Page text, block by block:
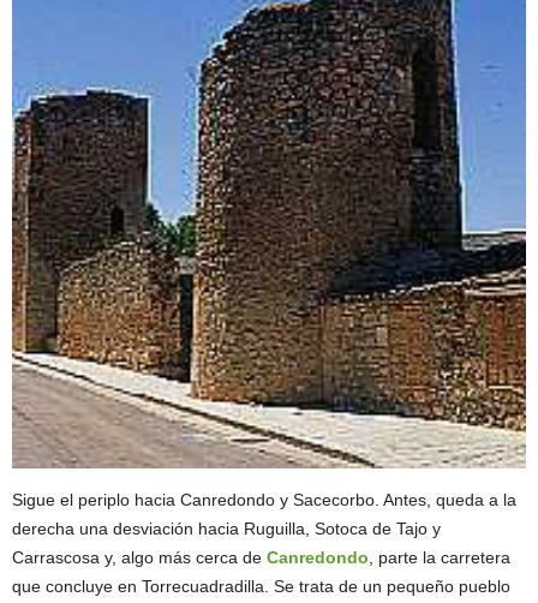
Sigue el periplo hacia Canredondo y Sacecorbo. Antes, queda a la
derecha una desviación hacia Ruguilla, Sotoca de Tajo y
Carrascosa y, algo más cerca de Canredondo , parte la carretera
que concluye en Torrecuadradilla. Se trata de un pequeño pueblo